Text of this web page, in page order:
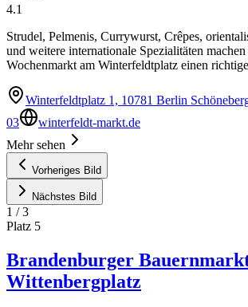
4.1
Strudel, Pelmenis, Currywurst, Crêpes,
und weitere internationale Spezialitäten machen
Wochenmarkt am Winterfeldtplatz einen
Winterfeldtplatz 1, 10781 Berlin
03
winterfeldt-markt.de
Mehr sehen
Vorheriges Bild
Nächstes Bild
1 /3
Platz 5
Brandenburger
Wittenbergplatz